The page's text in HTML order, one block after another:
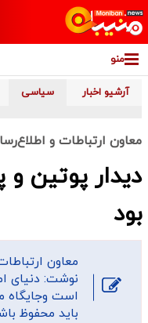
منو
آرشیو اخبار سیاسی
معاون ارتباطات و
دیدار پوتین و
بود
معاون
نوشت: دنیای
است وجایگاه
باید محفوظ